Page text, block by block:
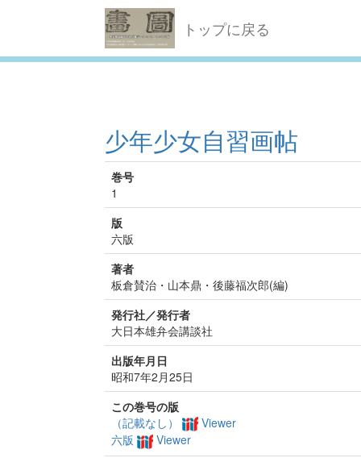
トップに戻る
少年少女自習画帖
巻号
1
版
六版
著者
板倉賛治・山本鼎・後藤福次郎(編)
発行社／発行者
大日本雄弁会講談社
出版年月日
昭和7年2月25日
この巻号の版
（記載なし）
Viewer
六版
Viewer